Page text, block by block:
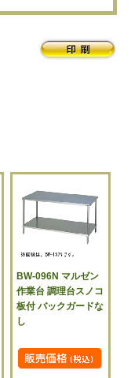
BW-096N マルゼン
作業台 調理台スノコ
板付 バックガードな
し